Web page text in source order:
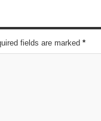
fields are marked *